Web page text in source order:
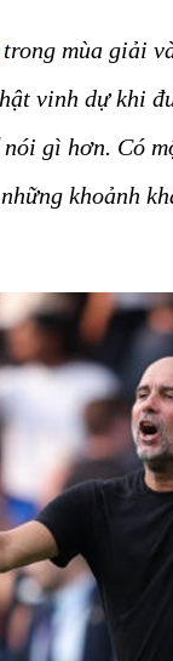
trong mùa giải
vinh dự khi
gì hơn. Có
khoảnh